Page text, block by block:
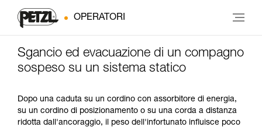
OPERATORI
Sgancio ed evacuazione di un compagno
sospeso su un sistema statico
Dopo una caduta su un cordino con assorbitore di energia,
su un cordino di posizionamento o su una corda a distanza
ridotta dall'ancoraggio, il peso dell'infortunato influisce poco